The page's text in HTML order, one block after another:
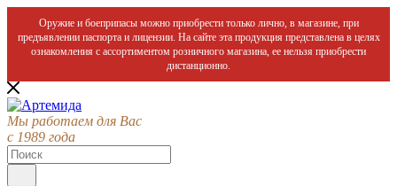
Оружие и боеприпасы можно приобрести только лично, в магазине, при
предъявлении паспорта и лицензии. На сайте эта продукция представлена в целях
ознакомления с ассортиментом розничного магазина, ее нельзя приобрести
дистанционно.
Мы работаем для Вас
с 1989 года